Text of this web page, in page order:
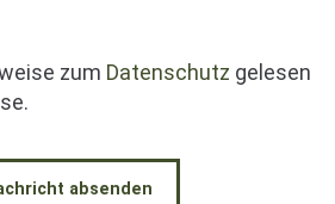
zum Datenschutz gelesen
absenden